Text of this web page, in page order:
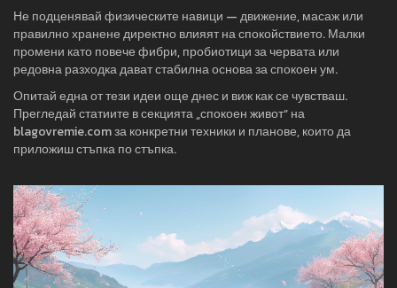
Не подценявай физическите навици — движение, масаж или
правилно хранене директно влияят на спокойствието. Малки
промени като повече фибри, пробиотици за червата или
редовна разходка дават стабилна основа за спокоен ум.
Опитай една от тези идеи още днес и виж как се чувстваш.
Прегледай статиите в секцията „спокоен живот“ на
blagovremie.com за конкретни техники и планове, които да
приложиш стъпка по стъпка.